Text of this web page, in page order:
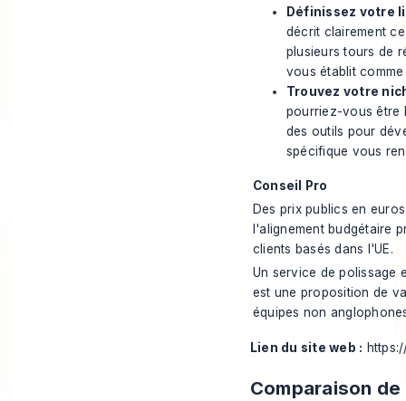
Définissez votre
décrit clairement
plusieurs tours de
vous établit
Trouvez votre
pourriez-vous être
des outils pour
spécifique vous
Conseil Pro
Des prix publics en
l'alignement budgétaire
clients basés dans l'UE.
Un service de polissage
est une proposition de
équipes non
Lien du site web :
Comparaison